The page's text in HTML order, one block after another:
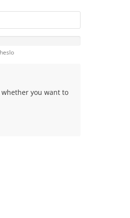
you want to